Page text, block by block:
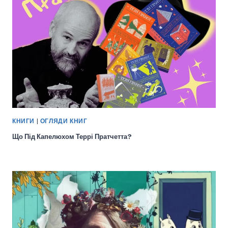
КНИГИ | ОГЛЯДИ КНИГ
Що Під Капелюхом Террі Пратчетта?